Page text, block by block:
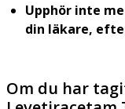
Upphör inte
din läkare,
Om du har